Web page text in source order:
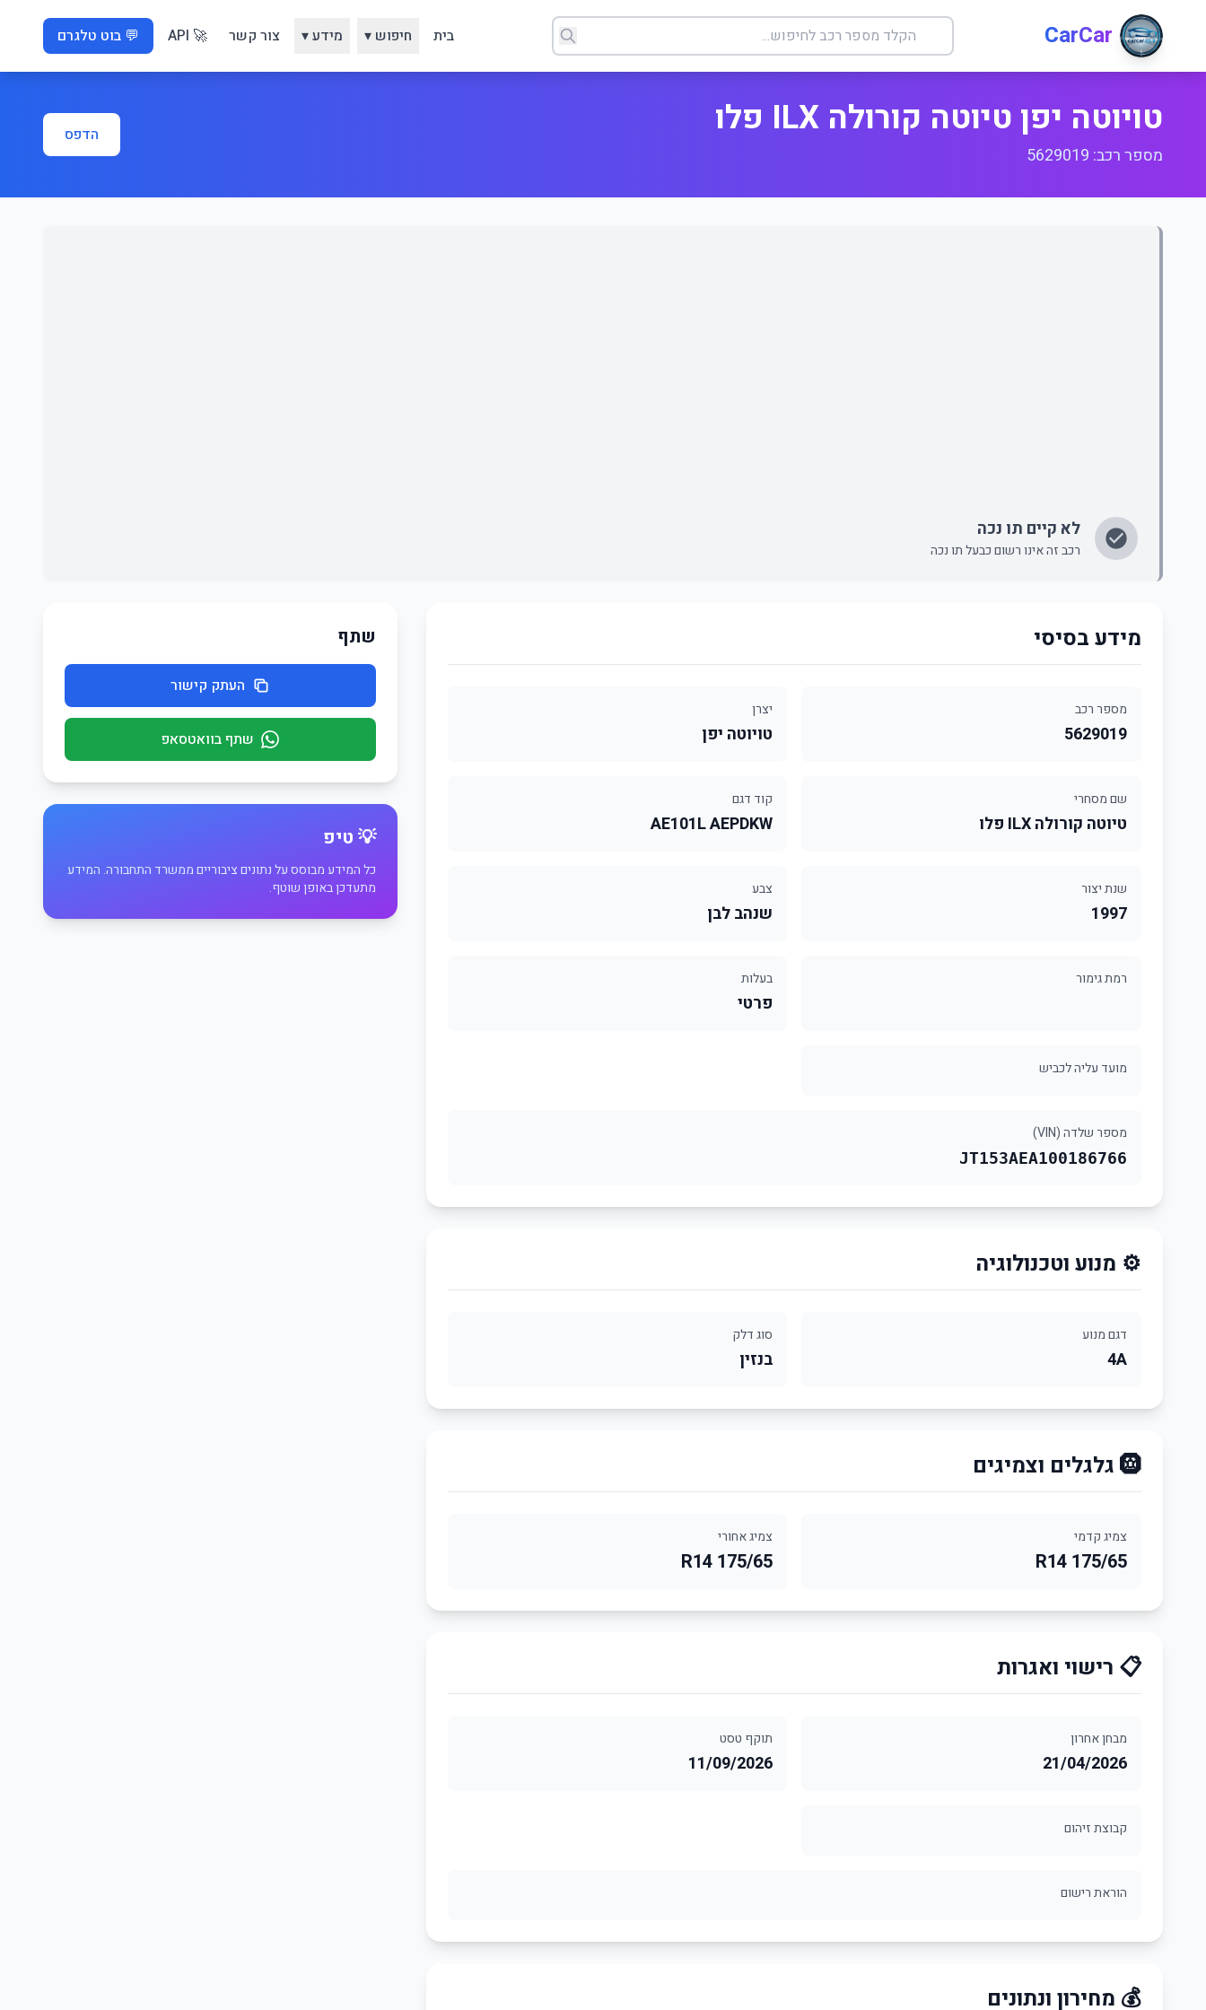
CarCar בית חיפוש ▾ מידע ▾ צור קשר 🚀 API 💬 בוט טלגרם
טויוטה יפן טיוטה קורולה ILX פלו
מספר רכב: 5629019
הדפס
לא קיים תו נכה
רכב זה אינו רשום כבעל תו נכה
מידע בסיסי
מספר רכב
5629019
יצרן
טויוטה יפן
שם מסחרי
טיוטה קורולה ILX פלו
קוד דגם
AE101L AEPDKW
שנת יצור
1997
צבע
שנהב לבן
רמת גימור בעלות
פרטי
מועד עליה לכביש
מספר שלדה (VIN)
JT153AEA100186766
⚙️ מנוע וטכנולוגיה
דגם מנוע
4A
סוג דלק
בנזין
🛞 גלגלים וצמיגים
צמיג קדמי
175/65 R14
צמיג אחורי
175/65 R14
📋 רישוי ואגרות
מבחן אחרון
21/04/2026
תוקף טסט
11/09/2026
קבוצת זיהום
הוראת רישום
💰 מחירון ונתונים
שתף
העתק קישור
שתף בוואטסאפ
💡 טיפ
כל המידע מבוסס על נתונים ציבוריים ממשרד התחבורה. המידע
מתעדכן באופן שוטף.